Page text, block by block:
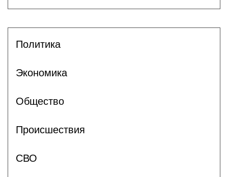
Политика
Экономика
Общество
Происшествия
СВО